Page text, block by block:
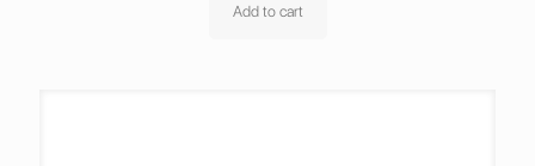
Add to cart